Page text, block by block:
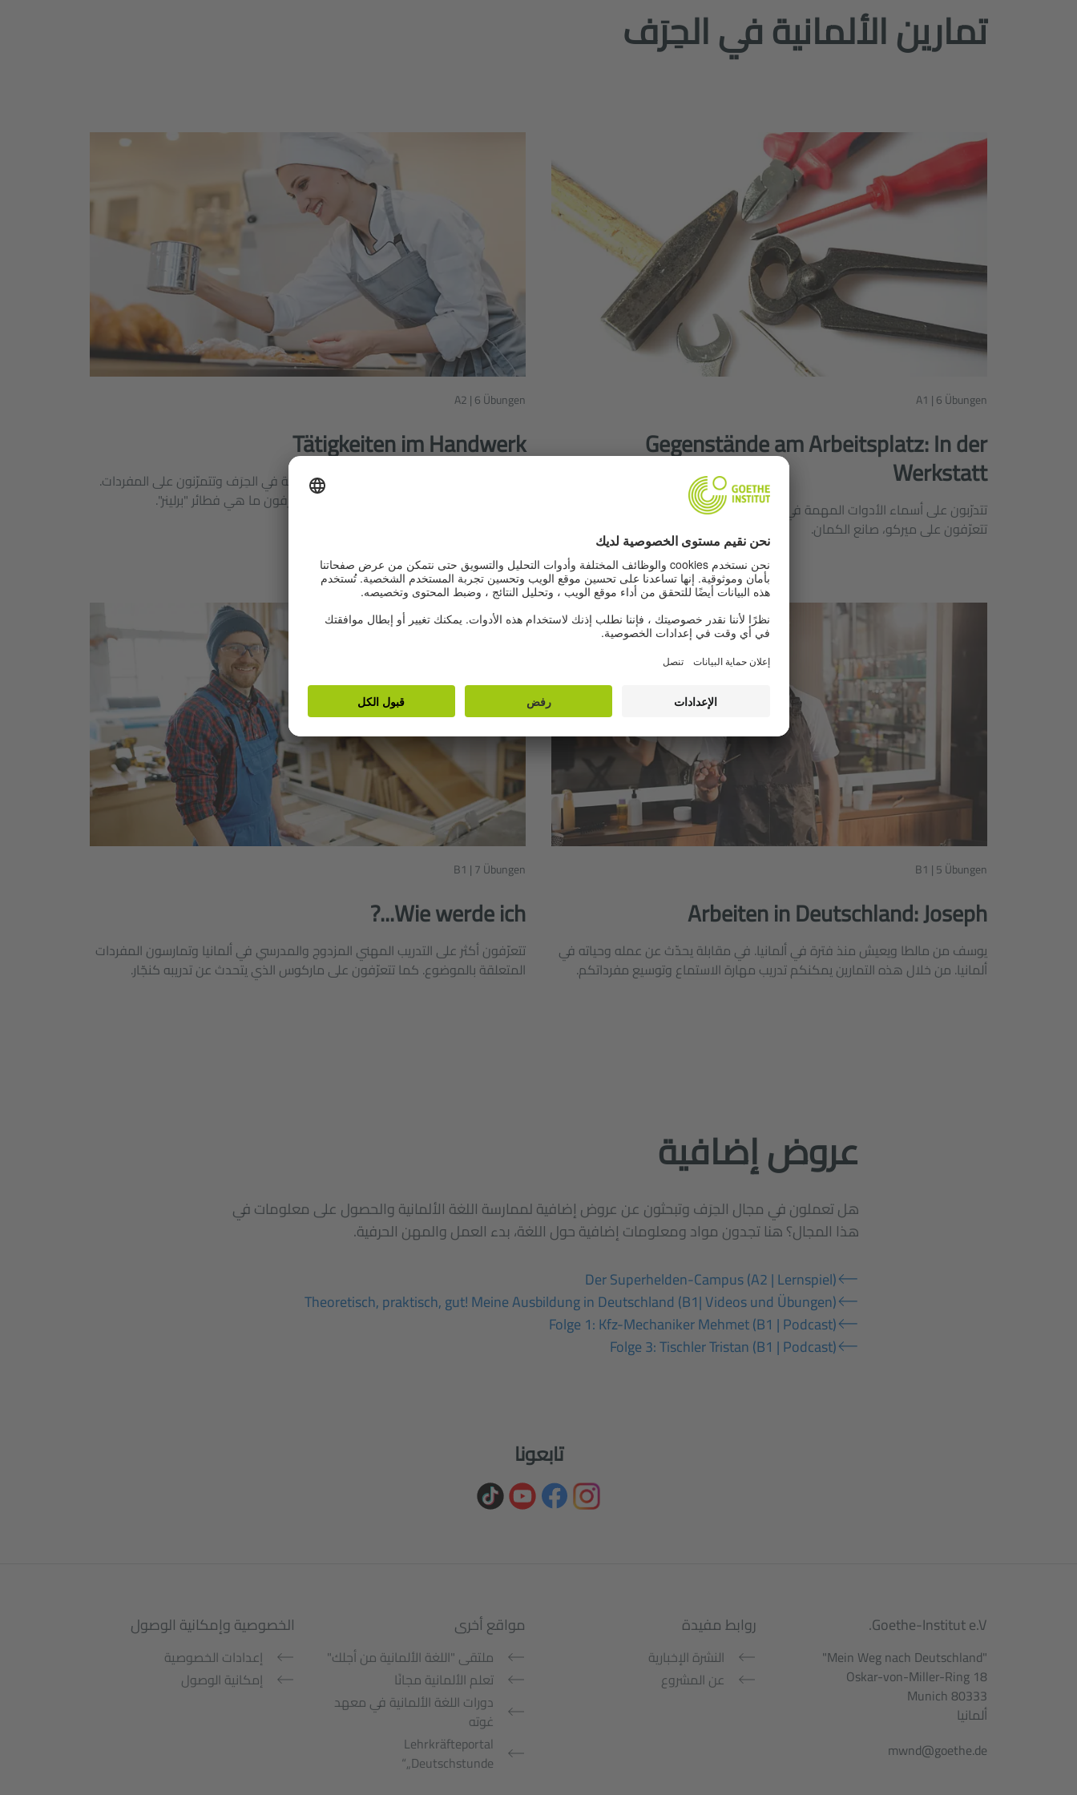
تمارين الألمانية في الحِرَف
A1 | 6 Übungen
Gegenstände am Arbeitsplatz: In der
Werkstatt
تتدرّبون على أسماء الأدوات المهمة في مكان العمل داخل الورشة. بالإضافة إلى ذلك،
تتعرّفون على ميركو، صانع الكمان.
A2 | 6 Übungen
Tätigkeiten im Handwerk
في هذه التمارين تتعرّفون على مختلف الأنشطة في الحِرَف وتتمرّنون على المفردات.
كما تتعرفون أكثر على مهنة الخبّاز/الخبّازة وتعرفون ما هي فطائر "برلينر".
B1 | 5 Übungen
Arbeiten in Deutschland: Joseph
يوسف من مالطا ويعيش منذ فترة في ألمانيا. في مقابلة يحدّث عن عمله وحياته في
ألمانيا. من خلال هذه التمارين يمكنكم تدريب مهارة الاستماع وتوسيع مفرداتكم.
B1 | 7 Übungen
Wie werde ich...?
تتعرّفون أكثر على التدريب المهني المزدوج والمدرسي في ألمانيا وتمارسون المفردات
المتعلقة بالموضوع. كما تتعرّفون على ماركوس الذي يتحدث عن تدريبه كنجّار.
عروض إضافية
هل تعملون في مجال الحِرَف وتبحثون عن عروض إضافية لممارسة اللغة الألمانية والحصول على معلومات في
هذا المجال؟ هنا تجدون مواد ومعلومات إضافية حول اللغة، بدء العمل والمهن الحرفية.
Der Superhelden-Campus (A2 | Lernspiel)
Theoretisch, praktisch, gut! Meine Ausbildung in Deutschland (B1| Videos und Übungen)
Folge 1: Kfz-Mechaniker Mehmet (B1 | Podcast)
Folge 3: Tischler Tristan (B1 | Podcast)
تابعونا
Service- und Informationsbereich
Goethe-Institut e.V.
"Mein Weg nach Deutschland"
Oskar-von-Miller-Ring 18
80333 Munich
ألمانيا
mwnd@goethe.de
روابط مفيدة
النشرة الإخبارية
عن المشروع
مواقع أخرى
ملتقى "اللغة الألمانية من أجلك"
تعلم الألمانية مجانًا
دورات اللغة الألمانية في معهد
غوته
Lehrkräfteportal
„Deutschstunde“
الخصوصية وإمكانية الوصول
إعدادات الخصوصية
إمكانية الوصول